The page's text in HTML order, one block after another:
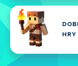
HRY